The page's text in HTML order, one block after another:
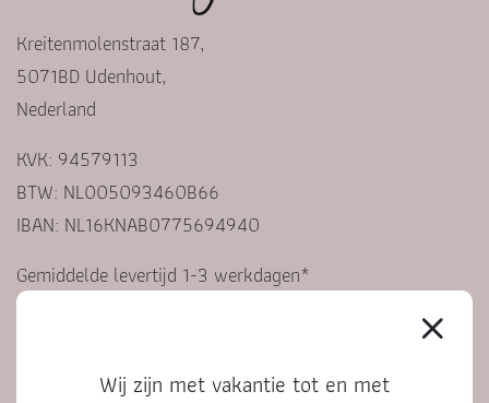
Wij zijn met vakantie tot en met
Kreitenmolenstraat 187,
5071BD Udenhout,
Nederland
KVK: 94579113
BTW: NL005093460B66
IBAN: NL16KNAB0775694940
Gemiddelde levertijd 1-3 werkdagen*
*Bij gepersonaliseerde producten kan dit langer zijn